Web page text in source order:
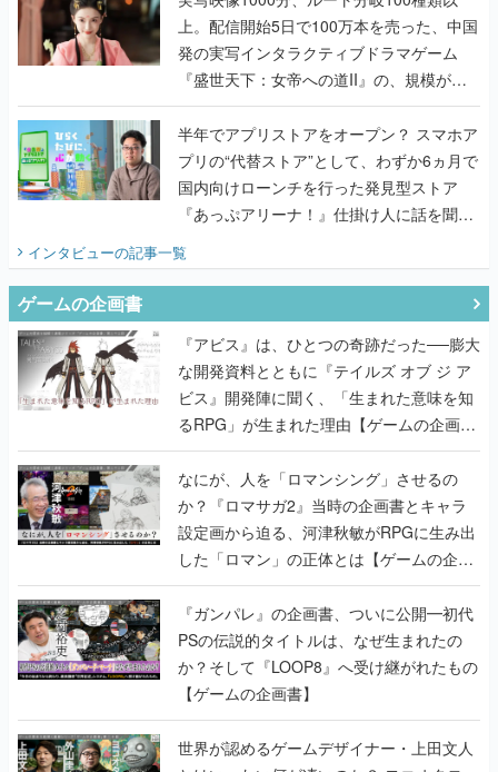
上。配信開始5日で100万本を売った、中国
発の実写インタラクティブドラマゲーム
『盛世天下：女帝への道II』の、規模が違
うこだわりをプロデューサーに聞いた
半年でアプリストアをオープン？ スマホア
プリの“代替ストア”として、わずか6ヵ月で
国内向けローンチを行った発見型ストア
『あっぷアリーナ！』仕掛け人に話を聞い
インタビューの記事一覧
ゲームの企画書
『アビス』は、ひとつの奇跡だった──膨大
な開発資料とともに『テイルズ オブ ジ ア
ビス』開発陣に聞く、「生まれた意味を知
るRPG」が生まれた理由【ゲームの企画
書】
なにが、人を「ロマンシング」させるの
か？『ロマサガ2』当時の企画書とキャラ
設定画から迫る、河津秋敏がRPGに生み出
した「ロマン」の正体とは【ゲームの企画
書】
『ガンパレ』の企画書、ついに公開━初代
PSの伝説的タイトルは、なぜ生まれたの
か？そして『LOOP8』へ受け継がれたもの
【ゲームの企画書】
世界が認めるゲームデザイナー・上田文人